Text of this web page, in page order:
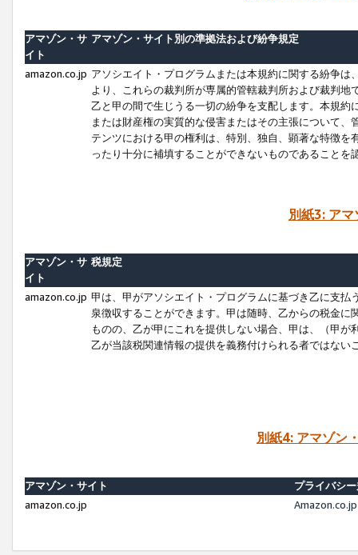
アマゾン・サ
イト
アマゾン・サイト別の準拠法および紛争規定
amazon.co.jp アソシエイト・プログラムまたは本規約に関する紛争
より、これらの裁判所が専属的管轄裁判所および裁判
乙と甲の間で生じうる一切の紛争を支配します。本規
または財産権の実質的な侵害またはその主張について
テンツにおける甲の権利は、特別、独自、顕著な特徴
ったり十分に補填することができないものであることを
別紙3: ア
アマゾン・サ
イト
税規定
amazon.co.jp 甲は、甲がアソシエイト・プログラムに基づき乙に支
泉徴収することができます。甲は随時、乙からの税金
ものの、乙が甲にこれを提供しない場合、甲は、（甲
乙が当該税関連情報の提供を義務付けられる者ではな
別紙4: アマゾン
アマゾン・サイト
プライバシ
amazon.co.jp